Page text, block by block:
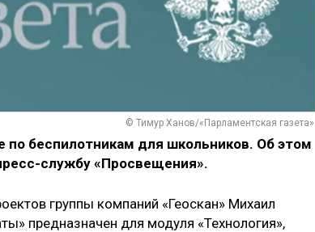
© Тимур Ханов/«Парламентская газета»
по беспилотникам для школьников. Об этом
службу «Просвещения».
группы компаний «Геоскан» Михаил
предназначен для модуля «Технология»,